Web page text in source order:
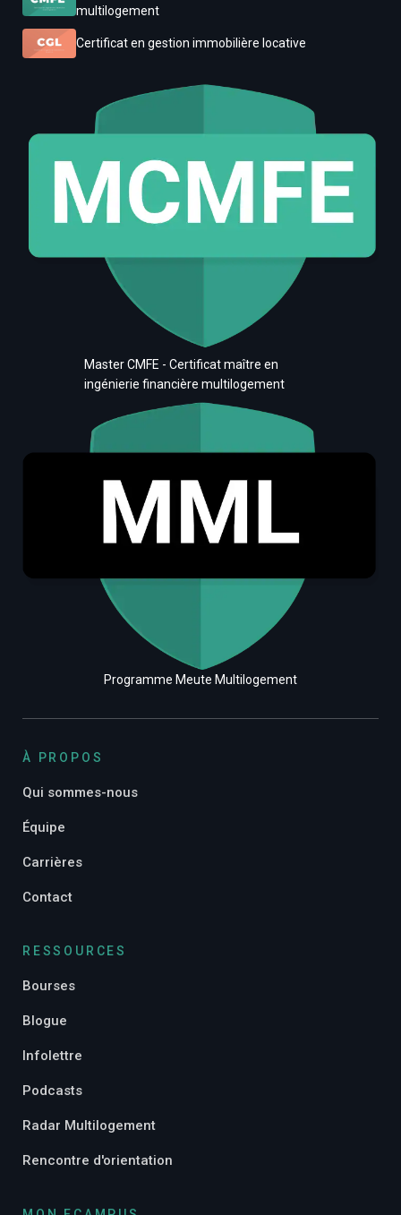
multilogement
Certificat en gestion immobilière locative
Master CMFE - Certificat maître en
ingénierie financière multilogement
Programme Meute Multilogement
À PROPOS
Qui sommes-nous
Équipe
Carrières
Contact
RESSOURCES
Bourses
Blogue
Infolettre
Podcasts
Radar Multilogement
Rencontre d'orientation